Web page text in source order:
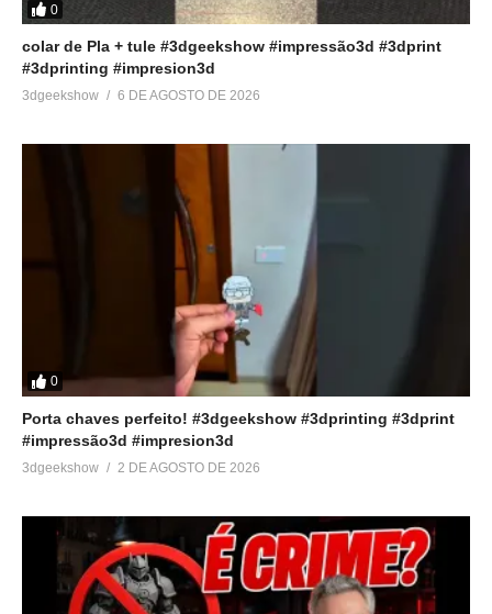
0
colar de Pla + tule #3dgeekshow #impressão3d #3dprint
#3dprinting #impresion3d
3dgeekshow 6 DE AGOSTO DE 2026
0
Porta chaves perfeito! #3dgeekshow #3dprinting #3dprint
#impressão3d #impresion3d
3dgeekshow 2 DE AGOSTO DE 2026